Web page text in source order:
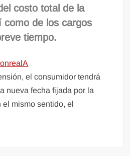
costo total de la
como de los cargos
tiempo.
el consumidor tendrá
nueva fecha fijada por la
mismo sentido, el